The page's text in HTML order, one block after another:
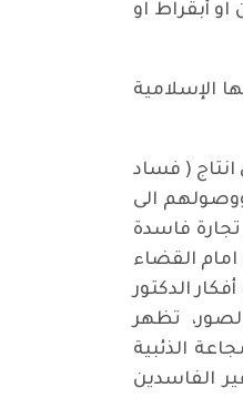
أبقراط او
الإسلامية
انتاج ( فساد
الى
تجارة فاسدة
القضاء
الدكتور
تظهر
الذئبية
الفاسدين